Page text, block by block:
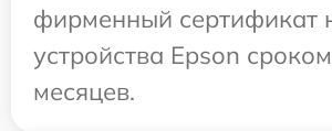
фирменный сертификат
устройства Epson
месяцев.